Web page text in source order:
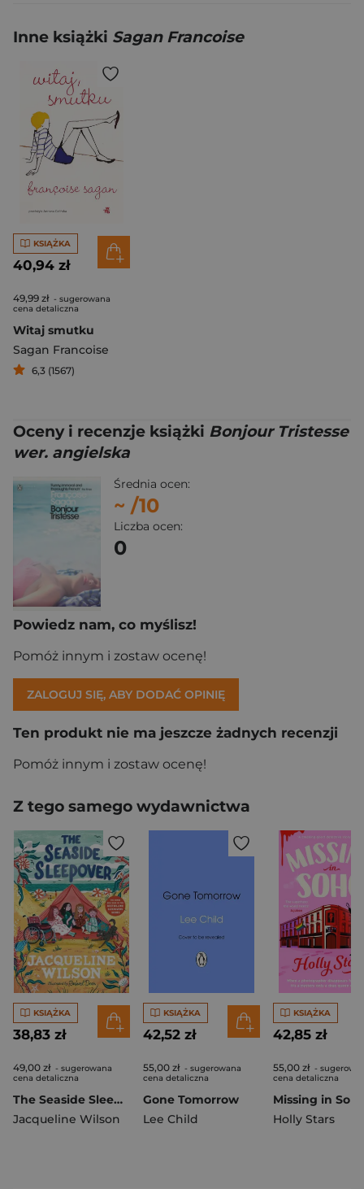
Inne książki Sagan Francoise
KSIĄŻKA
40,94 zł
49,99 zł - sugerowana
cena detaliczna
Witaj smutku
Sagan Francoise
6,3 (1567)
Oceny i recenzje książki Bonjour Tristesse
wer. angielska
Średnia ocen:
~ /10
Liczba ocen:
0
Powiedz nam, co myślisz!
Pomóż innym i zostaw ocenę!
ZALOGUJ SIĘ, ABY DODAĆ OPINIĘ
Ten produkt nie ma jeszcze żadnych recenzji
Pomóż innym i zostaw ocenę!
Z tego samego wydawnictwa
KSIĄŻKA
38,83 zł
49,00 zł - sugerowana
cena detaliczna
The Seaside Sleepover
Jacqueline Wilson
KSIĄŻKA
42,52 zł
55,00 zł - sugerowana
cena detaliczna
Gone Tomorrow
Lee Child
KSIĄŻKA
42,85 zł
55,00 zł -
cena detaliczna
Missing in
Holly Stars